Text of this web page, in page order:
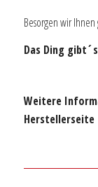
Besorgen wir
Das Ding
Weitere
Herstellerseite